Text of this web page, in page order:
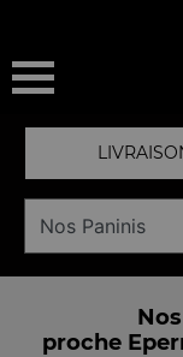
proche